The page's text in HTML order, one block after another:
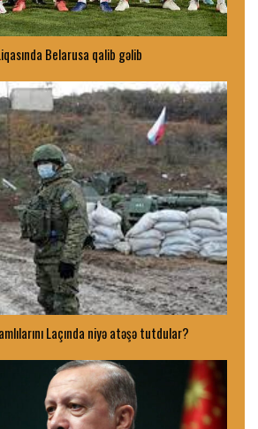
Belarusa qalib gəlib
Laçında niyə atəşə tutdular?